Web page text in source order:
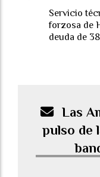
Servicio
forzosa de
deuda de
Las
pulso de